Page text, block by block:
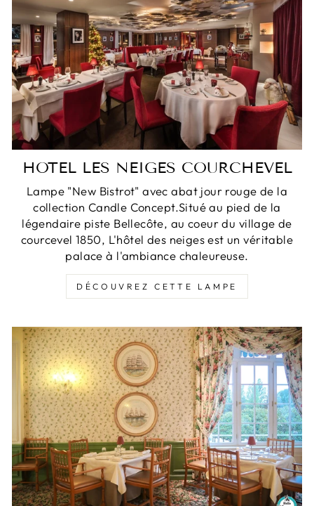
HOTEL LES NEIGES COURCHEVEL
Lampe "New Bistrot" avec abat jour rouge de la
collection Candle Concept.Situé au pied de la
légendaire piste Bellecôte, au coeur du village de
courcevel 1850, L'hôtel des neiges est un véritable
palace à l'ambiance chaleureuse.
DÉCOUVREZ CETTE LAMPE